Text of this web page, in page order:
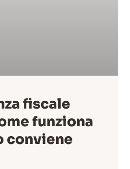
fiscale
funziona
conviene